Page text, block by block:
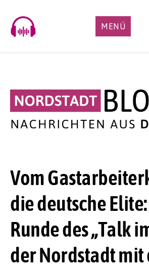
content
MENÜ
Vom
die deutsche
Runde des „Talk
der Nordstadt mit